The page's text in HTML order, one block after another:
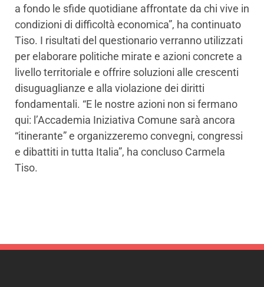
a fondo le sfide quotidiane affrontate da chi vive in
condizioni di difficoltà economica”, ha continuato
Tiso. I risultati del questionario verranno utilizzati
per elaborare politiche mirate e azioni concrete a
livello territoriale e offrire soluzioni alle crescenti
disuguaglianze e alla violazione dei diritti
fondamentali. “E le nostre azioni non si fermano
qui: l’Accademia Iniziativa Comune sarà ancora
“itinerante” e organizzeremo convegni, congressi
e dibattiti in tutta Italia”, ha concluso Carmela
Tiso.